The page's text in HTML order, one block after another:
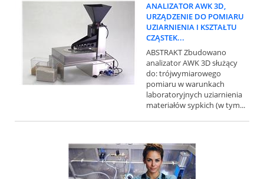
ANALIZATOR AWK 3D,
URZĄDZENIE DO POMIARU
UZIARNIENIA I KSZTAŁTU
CZĄSTEK...
ABSTRAKT Zbudowano
analizator AWK 3D służący
do: trójwymiarowego
pomiaru w warunkach
laboratoryjnych uziarnienia
materiałów sypkich (w tym...